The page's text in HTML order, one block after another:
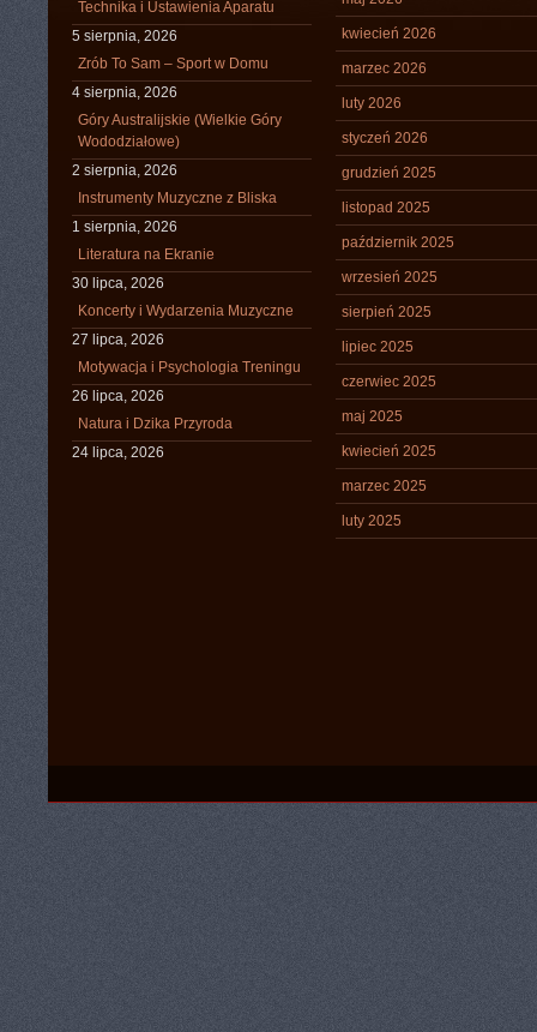
Technika i Ustawienia Aparatu
5 sierpnia, 2026
Zrób To Sam – Sport w Domu
4 sierpnia, 2026
Góry Australijskie (Wielkie Góry
Wododziałowe)
2 sierpnia, 2026
Instrumenty Muzyczne z Bliska
1 sierpnia, 2026
Literatura na Ekranie
30 lipca, 2026
Koncerty i Wydarzenia Muzyczne
27 lipca, 2026
Motywacja i Psychologia Treningu
26 lipca, 2026
Natura i Dzika Przyroda
24 lipca, 2026
kwiecień 2026
marzec 2026
luty 2026
styczeń 2026
grudzień 2025
listopad 2025
październik 2025
wrzesień 2025
sierpień 2025
lipiec 2025
czerwiec 2025
maj 2025
kwiecień 2025
marzec 2025
luty 2025